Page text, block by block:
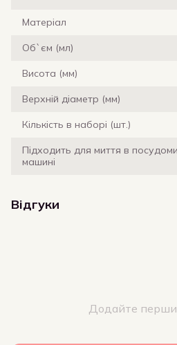
Матеріал
Об`єм (мл)
Висота (мм)
Верхній діаметр (мм)
Кількість в наборі (шт.)
Підходить для миття в
машині
Відгуки
Додайте